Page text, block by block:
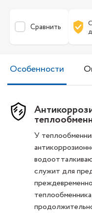
Сравнить
Особенности
У
служит для